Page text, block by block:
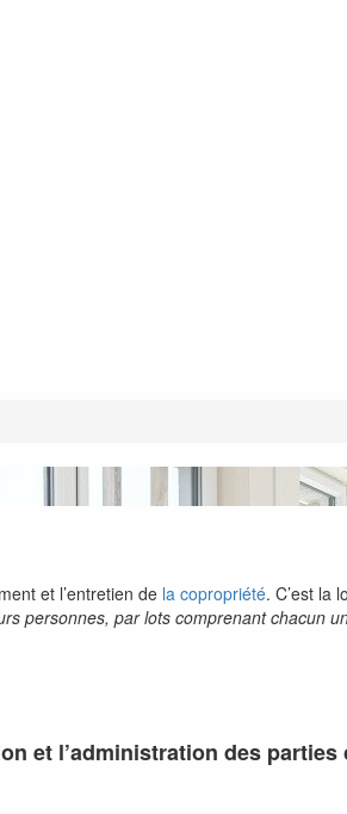
et l’entretien de la copropriété. C’est la
personnes, par lots comprenant chacun
et l’administration des parties